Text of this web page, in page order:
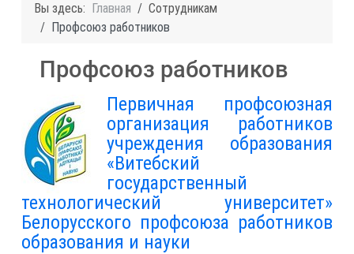
Вы здесь: Главная
Сотрудникам
Профсоюз работников
Профсоюз работников
Первичная профсоюзная
организация работников
учреждения образования
«Витебский
государственный
технологический университет»
Белорусского профсоюза работников
образования и науки